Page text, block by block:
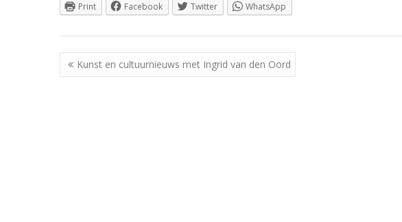
Print Facebook Twitter WhatsApp
Berichtnavigatie
Kunst en cultuurnieuws met Ingrid van den Oord